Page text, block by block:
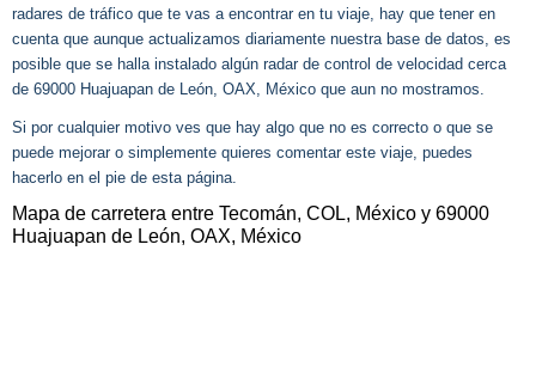
radares de tráfico que te vas a encontrar en tu viaje, hay que tener en
cuenta que aunque actualizamos diariamente nuestra base de datos, es
posible que se halla instalado algún radar de control de velocidad cerca
de 69000 Huajuapan de León, OAX, México que aun no mostramos.
Si por cualquier motivo ves que hay algo que no es correcto o que se
puede mejorar o simplemente quieres comentar este viaje, puedes
hacerlo en el pie de esta página.
Mapa de carretera entre Tecomán, COL, México y 69000
Huajuapan de León, OAX, México